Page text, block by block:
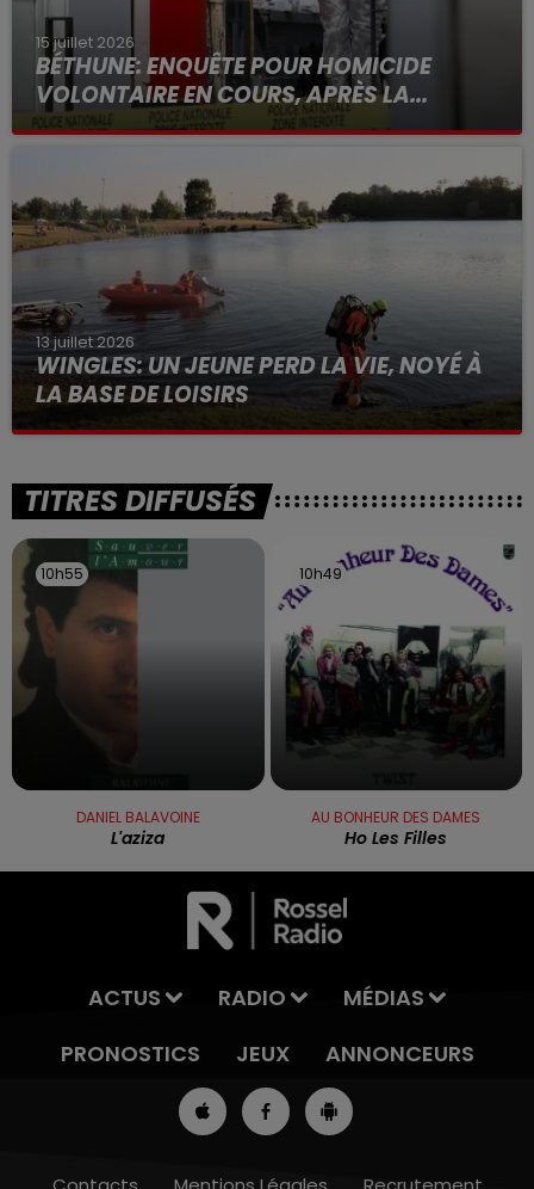
15 juillet 2026
BÉTHUNE: ENQUÊTE POUR HOMICIDE
VOLONTAIRE EN COURS, APRÈS LA...
Selon les premiers éléments, le logement servait
13 juillet 2026
WINGLES: UN JEUNE PERD LA VIE, NOYÉ À
LA BASE DE LOISIRS
La victime a coulé à pic
TITRES DIFFUSÉS
10h55
10h55
DANIEL BALAVOINE
L'aziza
10h49
10h49
AU BONHEUR DES DAMES
Ho Les Filles
ACTUS RADIO
MÉDIAS
PRONOSTICS
JEUX ANNONCEURS